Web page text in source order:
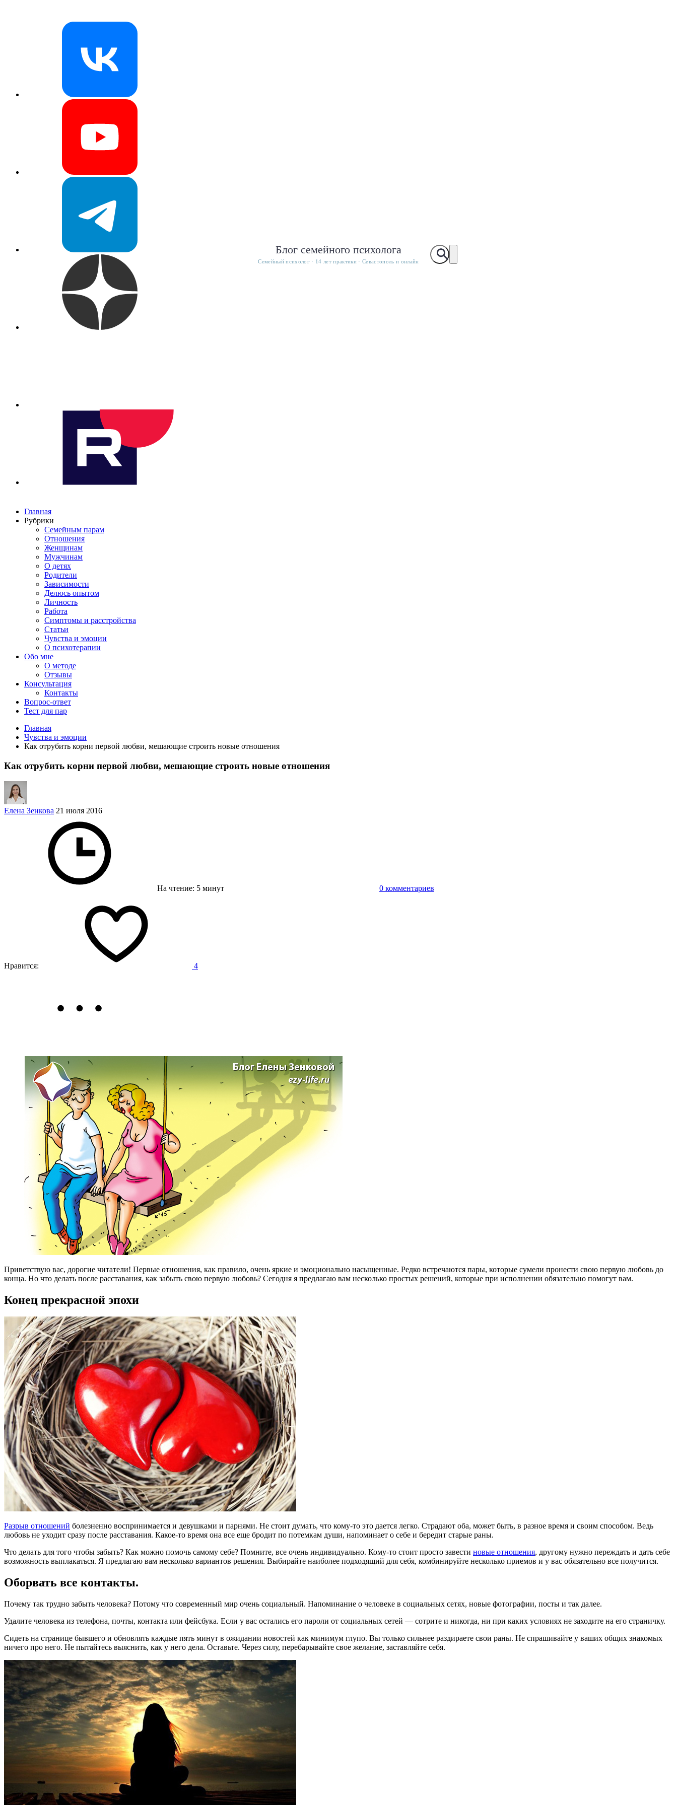
Блог семейного психолога
Семейный психолог · 14 лет практики · Севастополь и онлайн
Главная
Рубрики
Семейным парам
Отношения
Женщинам
Мужчинам
О детях
Родители
Зависимости
Делюсь опытом
Личность
Работа
Симптомы и расстройства
Статьи
Чувства и эмоции
О психотерапии
Обо мне
О методе
Отзывы
Консультация
Контакты
Вопрос-ответ
Тест для пар
Главная
Чувства и эмоции
Как отрубить корни первой любви, мешающие строить новые отношения
Как отрубить корни первой любви, мешающие строить новые отношения
Елена Зенкова 21 июля 2016
На чтение: 5 минут 0 комментариев
Нравится: 4
Приветствую вас, дорогие читатели! Первые отношения, как правило, очень яркие и эмоционально насыщенные. Редко встречаются пары, которые сумели пронести свою первую любовь до
конца. Но что делать после расставания, как забыть свою первую любовь? Сегодня я предлагаю вам несколько простых решений, которые при исполнении обязательно помогут вам.
Конец прекрасной эпохи
Разрыв отношений болезненно воспринимается и девушками и парнями. Не стоит думать, что кому-то это дается легко. Страдают оба, может быть, в разное время и своим способом. Ведь
любовь не уходит сразу после расставания. Какое-то время она все еще бродит по потемкам души, напоминает о себе и бередит старые раны.
Что делать для того чтобы забыть? Как можно помочь самому себе? Помните, все очень индивидуально. Кому-то стоит просто завести новые отношения, другому нужно переждать и дать себе
возможность выплакаться. Я предлагаю вам несколько вариантов решения. Выбирайте наиболее подходящий для себя, комбинируйте несколько приемов и у вас обязательно все получится.
Оборвать все контакты.
Почему так трудно забыть человека? Потому что современный мир очень социальный. Напоминание о человеке в социальных сетях, новые фотографии, посты и так далее.
Удалите человека из телефона, почты, контакта или фейсбука. Если у вас остались его пароли от социальных сетей — сотрите и никогда, ни при каких условиях не заходите на его страничку.
Сидеть на странице бывшего и обновлять каждые пять минут в ожидании новостей как минимум глупо. Вы только сильнее раздираете свои раны. Не спрашивайте у ваших общих знакомых
ничего про него. Не пытайтесь выяснить, как у него дела. Оставьте. Через силу, перебарывайте свое желание, заставляйте себя.